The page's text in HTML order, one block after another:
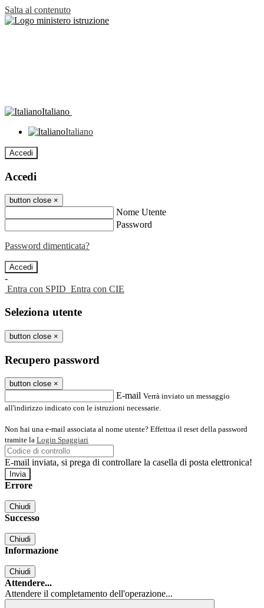
Salta al contenuto
Italiano
Italiano
Accedi
Accedi
button close ×
Nome Utente
Password
Password dimenticata?
-
Entra con SPID Entra con CIE
Seleziona utente
button close ×
Recupero password
button close ×
E-mail Verrà inviato un messaggio
all'indirizzo indicato con le istruzioni necessarie.
Non hai una e-mail associata al nome utente? Effettua il reset della password
tramite la Login Spaggiari
E-mail inviata, si prega di controllare la casella di posta elettronica!
Errore
Chiudi
Successo
Chiudi
Informazione
Chiudi
Attendere...
Attendere il completamento dell'operazione...